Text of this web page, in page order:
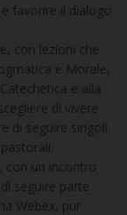
favorire il dialogo
con lezioni che
e Morale,
e alla
di vivere
di seguire singoli
con un incontro
seguire parte
Webex, pur